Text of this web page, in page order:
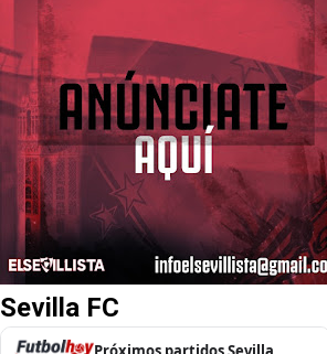
Sevilla FC